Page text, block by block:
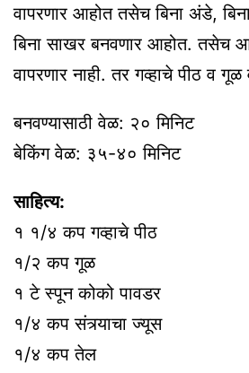
वापरणार आहोत तसेच बिना अंडे,
बिना साखर बनवणार आहोत. तसेच
वापरणार नाही. तर गव्हाचे पीठ व
बनवण्यासाठी वेळ: २० मिनिट
बेकिंग वेळ: ३५-४० मिनिट
साहित्य:
१ १/४ कप गव्हाचे पीठ
१/२ कप गूळ
१ टे स्पून कोको पावडर
१/४ कप संत्र्याचा ज्यूस
१/४ कप तेल